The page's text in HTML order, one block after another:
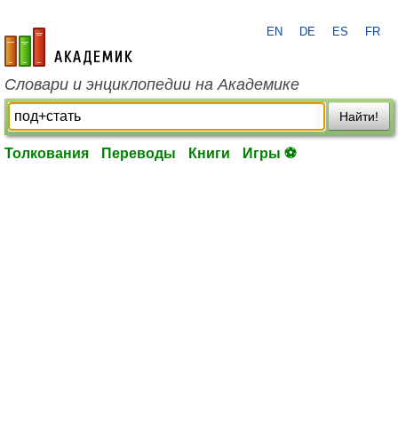
academic.ru
EN DE ES FR
Словари и энциклопедии на Академике
Найти!
Толкования Переводы Книги Игры ⚽